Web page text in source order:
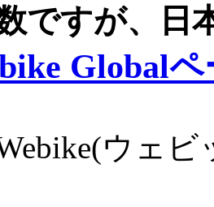
ですが、日
Global
ウェ